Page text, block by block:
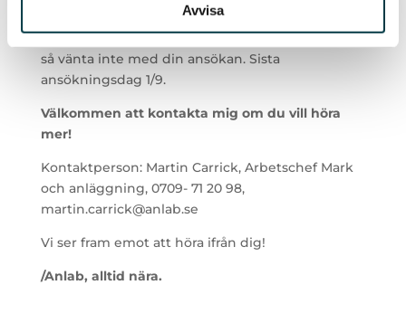
Avvisa
berättar varför du är rätt person för rollen till
rekrytering@anlab.se. Vi tillämpar löpande urval
så vänta inte med din ansökan. Sista
ansökningsdag 1/9.
Välkommen att kontakta mig om du vill höra
mer!
Kontaktperson: Martin Carrick, Arbetschef Mark
och anläggning, 0709- 71 20 98,
martin.carrick@anlab.se
Vi ser fram emot att höra ifrån dig!
/Anlab, alltid nära.